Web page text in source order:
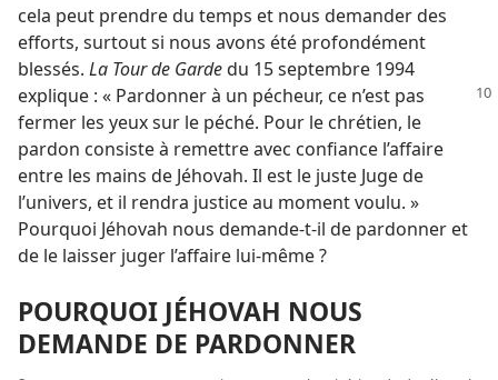
cela peut prendre du temps et nous demander des
efforts, surtout si nous avons été profondément
blessés. La Tour de Gardedu 15 septembre 1994
explique : « Pardonner à un pécheur, ce n’est pas
fermer les yeux sur le péché. Pour le chrétien, le
pardon consiste à remettre avec confiance l’affaire
entre les mains de Jéhovah. Il est le juste Juge de
l’univers, et il rendra justice au moment voulu. »
Pourquoi Jéhovah nous demande-​t-​il de pardonner et
de le laisser juger l’affaire lui-​même ?
POURQUOI JÉHOVAH NOUS
DEMANDE DE PARDONNER